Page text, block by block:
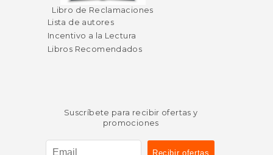
Libro de Reclamaciones
Lista de autores
Incentivo a la Lectura
Libros Recomendados
Suscríbete para recibir ofertas y
promociones